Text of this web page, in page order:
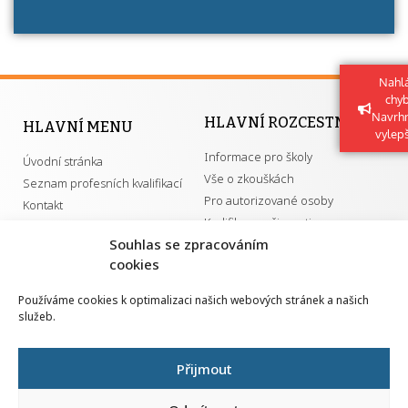
Souhlas se zpracováním
cookies
Používáme cookies k optimalizaci našich webových stránek a našich
služeb.
Přijmout
HLAVNÍ MENU
Úvodní stránka
Seznam profesních kvalifikací
Kontakt
HLAVNÍ ROZCESTNÍK
Informace pro školy
Vše o zkouškách
Pro autorizované osoby
Kvalifikace a živnosti
GDPR
Národní pedagogický institut ČR
Senovážné náměstí 25
110 00 Praha 1